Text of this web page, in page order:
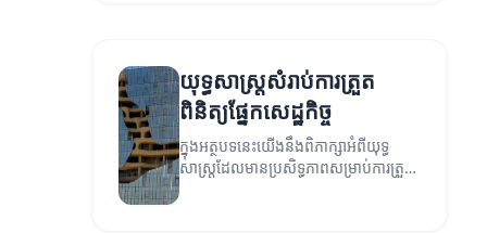
យុទ្ធសាស្ត្រសំរាប់ការត្រួត
ពិនិត្យផ្នែកសេដ្ឋកិច្ច
ក្នុងអត្ថបទនេះយើងនឹងពិភាក្សាអំពីយុទ្ធ
សាស្ត្រដែលមានប្រសិទ្ធភាពសម្រាប់ការត្រួត